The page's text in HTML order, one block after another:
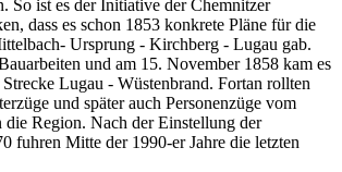
So ist es der Initiative der Chemnitzer
dass es schon 1853 konkrete Pläne für die
Ursprung - Kirchberg - Lugau gab.
und am 15. November 1858 kam es
Lugau - Wüstenbrand. Fortan rollten
und später auch Personenzüge vom
Region. Nach der Einstellung der
fuhren Mitte der 1990-er Jahre die letzten